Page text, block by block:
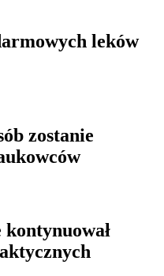
leków
zostanie